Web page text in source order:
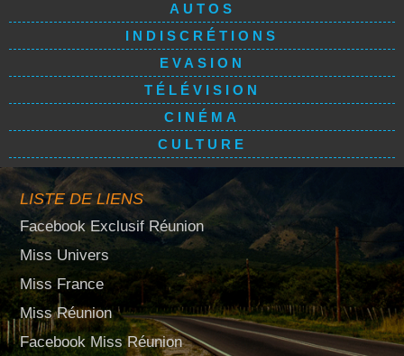
AUTOS
INDISCRÉTIONS
EVASION
TÉLÉVISION
CINÉMA
CULTURE
LISTE DE LIENS
Facebook Exclusif Réunion
Miss Univers
Miss France
Miss Réunion
Facebook Miss Réunion